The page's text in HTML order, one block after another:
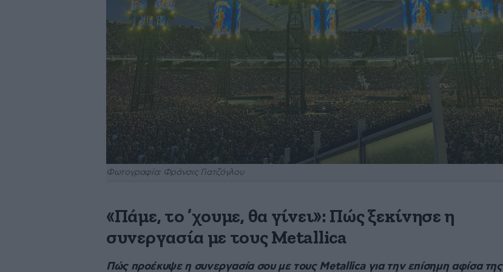
Φωτογραφία: Φράνσις Γιατζόγλου
«Πάμε, το ’χουμε, θα γίνει»: Πώς ξεκίνησε η
συνεργασία με τους Metallica
Πώς προέκυψε η συνεργασία σου με τους Metallica για την επίσημη αφίσα της